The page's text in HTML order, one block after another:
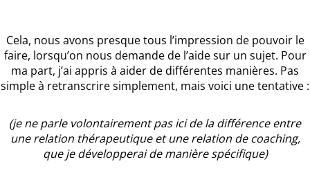
Cela, nous avons presque tous l’impression de pouvoir le
faire, lorsqu’on nous demande de l’aide sur un sujet. Pour
ma part, j’ai appris à aider de différentes manières. Pas
simple à retranscrire simplement, mais voici une tentative :
(je ne parle volontairement pas ici de la différence entre
une relation thérapeutique et une relation de coaching,
que je développerai de manière spécifique)